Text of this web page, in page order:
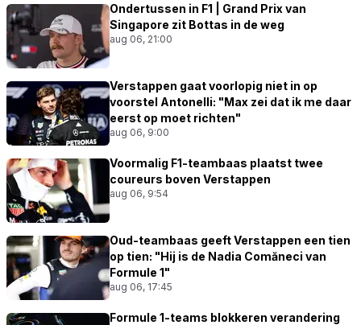
Ondertussen in F1 | Grand Prix van
Singapore zit Bottas in de weg
aug 06, 21:00
Verstappen gaat voorlopig niet in op
voorstel Antonelli: "Max zei dat ik me daar
eerst op moet richten"
aug 06, 9:00
Voormalig F1-teambaas plaatst twee
coureurs boven Verstappen
aug 06, 9:54
Oud-teambaas geeft Verstappen een tien
op tien: "Hij is de Nadia Comăneci van
Formule 1"
aug 06, 17:45
Formule 1-teams blokkeren verandering